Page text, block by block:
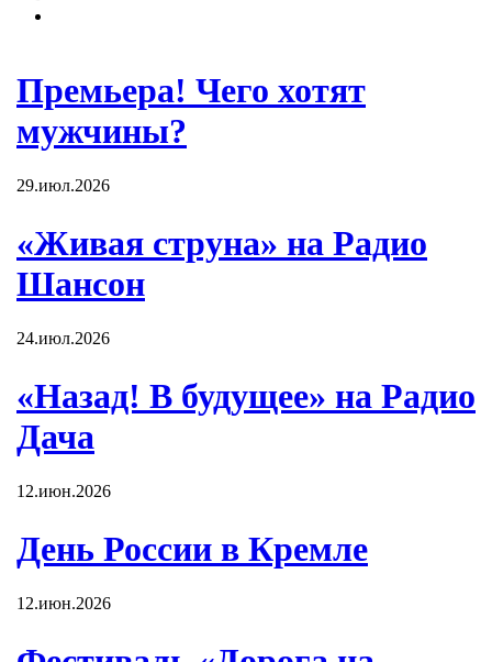
Премьера! Чего хотят
мужчины?
29.июл.2026
«Живая струна» на Радио
Шансон
24.июл.2026
«Назад! В будущее» на Радио
Дача
12.июн.2026
День России в Кремле
12.июн.2026